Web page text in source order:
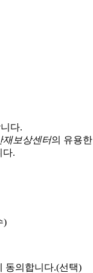
다.
재보상센터의 유용한
다.
)
동의합니다.(선택)